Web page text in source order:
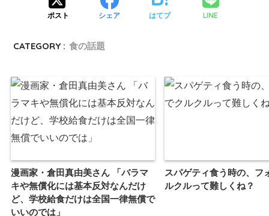
ポスト シェア はてブ LINE
CATEGORY : 食の話題
漫画家・倉田真由美さん 「バラマ
キや無償化には基本反対なんだけ
ど、学校給食だけは全国一律無償で
いいのでは」
スパゲティ食う時の、フ
ルクルって難しくね？